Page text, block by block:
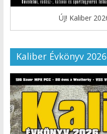
ÚJ! Kaliber
Kaliber Évkönyv 2026